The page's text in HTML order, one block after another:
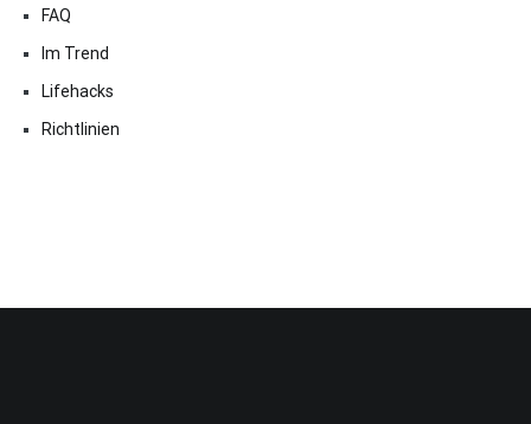
FAQ
Im Trend
Lifehacks
Richtlinien